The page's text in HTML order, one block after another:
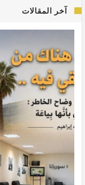
آخر المقالات